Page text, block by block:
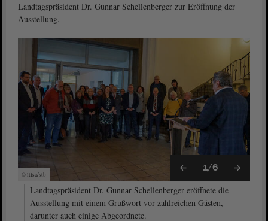
Landtagspräsident Dr. Gunnar Schellenberger zur Eröffnung der
Ausstellung.
© ltlsa/stb
1/6
Landtagspräsident Dr. Gunnar Schellenberger eröffnete die
Ausstellung mit einem Grußwort vor zahlreichen Gästen,
darunter auch einige Abgeordnete.